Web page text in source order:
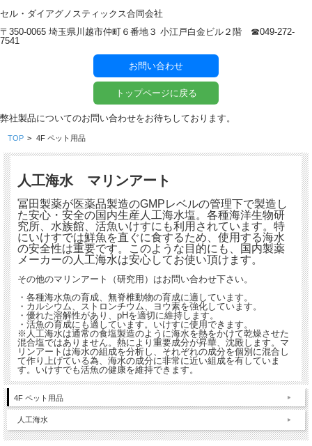
セル・ダイアグノスティックス合同会社
〒350-0065 埼玉県川越市仲町６番地３ 小江戸白金ビル２階 ☎︎049-272-
7541
お問い合わせ
トップページに戻る
弊社製品についてのお問い合わせをお待ちしております。
TOP > 4F ペット用品
人工海水 マリンアート
冨田製薬が医薬品製造のGMPレベルの管理下で製造し
た安心・安全の国内生産人工海水塩。各種海洋生物研
究所、水族館、活魚いけすにも利用されています。特
にいけすでは鮮魚を直ぐに食するため、使用する海水
の安全性は重要です。このような目的にも、国内製薬
メーカーの人工海水は安心してお使い頂けます。
その他のマリンアート（研究用）はお問い合わせ下さい。
・各種海水魚の育成、無脊椎動物の育成に適しています。
・カルシウム、ストロンチウム、ヨウ素を強化しています。
・優れた溶解性があり、pHを適切に維持します。
・活魚の育成にも適しています。いけすに使用できます。
※人工海水は通常の食塩製造のように海水を熱をかけて乾燥させた
混合塩ではありません。熱により重要成分が昇華、沈殿します。マ
リンアートは海水の組成を分析し、それぞれの成分を個別に混合し
て作り上げている為、海水の成分に非常に近い組成を有していま
す。いけすでも活魚の健康を維持できます。
4F ペット用品
人工海水